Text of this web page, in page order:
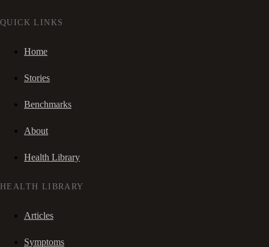
QUICK LINKS
Home
Stories
Benchmarks
About
Health Library
HEALTH LIBRARY
Articles
Symptoms